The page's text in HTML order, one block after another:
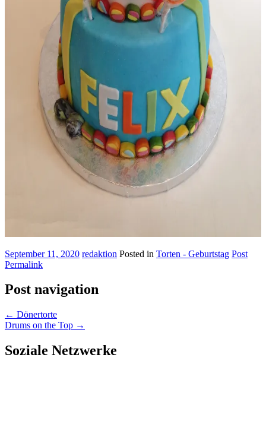
September 11, 2020 redaktion Posted in Torten - Geburtstag Post
Permalink
Post navigation
← Dönertorte
Drums on the Top →
Soziale Netzwerke